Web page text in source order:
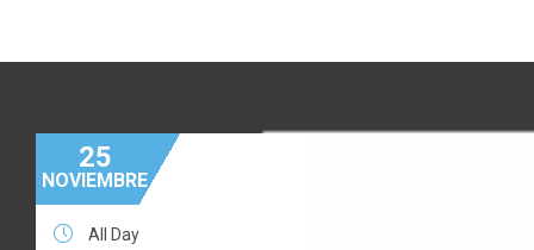
25
NOVIEMBRE
 All Day